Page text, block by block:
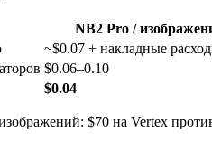
NB2 Pro /
~$0.07 + накладные
$0.06–0.10
$0.04
$70 на Vertex